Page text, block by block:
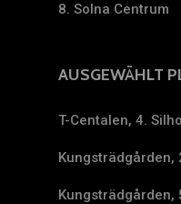
8. Solna Centrum
AUSGEWÄHLT
T-Centalen, 4.
Kungsträdgården,
Kungsträdgården,